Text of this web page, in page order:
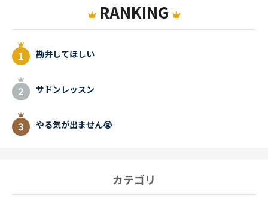
RANKING
勘弁してほしい
サドンレッスン
やる気が出ません😭
カテゴリ